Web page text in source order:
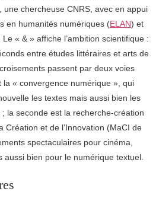
une chercheuse CNRS, avec en appui
en humanités numériques (ELAN) et
« & » affiche l’ambition scientifique :
entre études littéraires et arts de
passent par deux voies
la « convergence numérique », qui
les textes mais aussi bien les
la seconde est la recherche-création
Création et de l’Innovation (MaCI de
spectaculaires pour cinéma,
aussi bien pour le numérique textuel.